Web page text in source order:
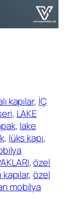
kapılar, İÇ
, LAKE
, lake
, lüks kapı
, özel
, özel
mobilya